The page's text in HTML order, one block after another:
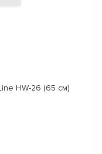
HW-26 (65 см)